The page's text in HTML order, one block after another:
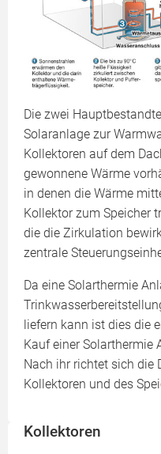
Die zwei
Solaranlage zur
Kollektoren auf dem
gewonnene Wärme
in denen die Wärme
Kollektor zum Speicher
die die Zirkulation
zentrale
Da eine Solarthermie
liefern kann ist dies die
Kauf einer Solarthermie
Nach ihr richtet sich die
Kollektoren und des
Kollektoren